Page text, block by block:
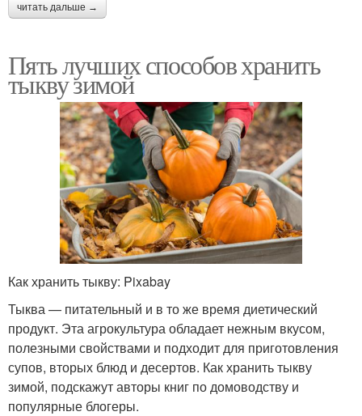
читать дальше →
Пять лучших способов хранить
тыкву зимой
Как хранить тыкву: Pixabay
Тыква — питательный и в то же время диетический
продукт. Эта агрокультура обладает нежным вкусом,
полезными свойствами и подходит для приготовления
супов, вторых блюд и десертов. Как хранить тыкву
зимой, подскажут авторы книг по домоводству и
популярные блогеры.